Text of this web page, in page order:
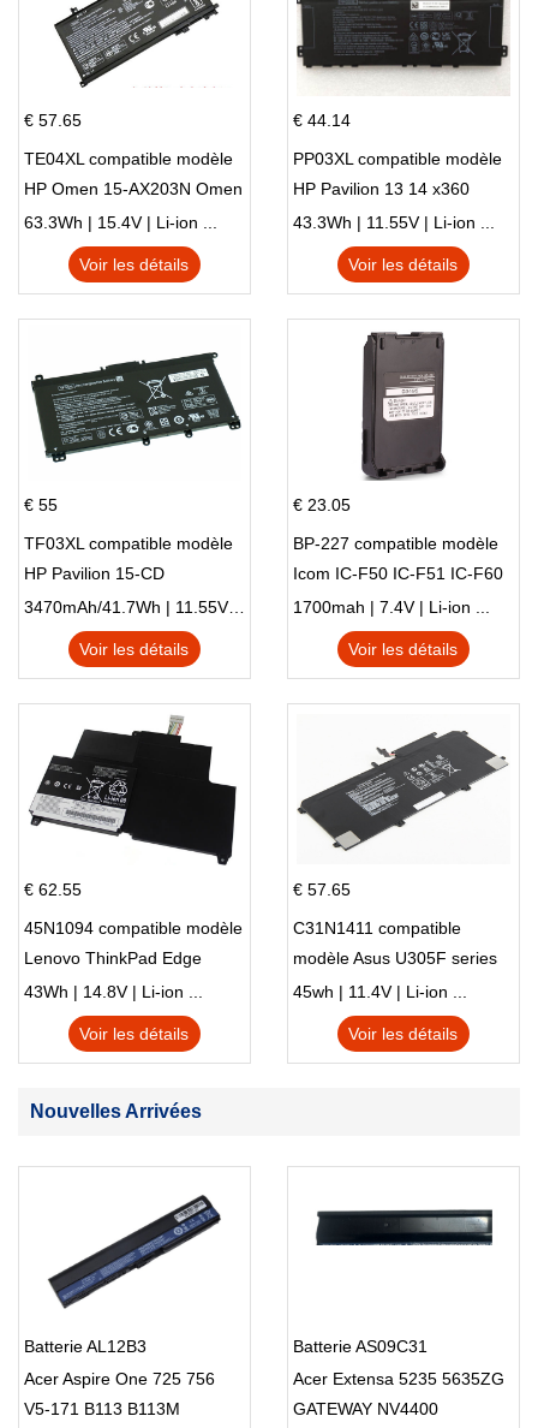
€ 57.65
TE04XL compatible modèle
HP Omen 15-AX203N Omen
15 Series Pavilion 15 Series
63.3Wh | 15.4V | Li-ion ...
Voir les détails
€ 44.14
PP03XL compatible modèle
HP Pavilion 13 14 x360
L83388-AC1 L83388-421
HSTNN-LB8S M01118-421
M01144-005 13-BB 14-DV
43.3Wh | 11.55V | Li-ion ...
Voir les détails
€ 55
TF03XL compatible modèle
HP Pavilion 15-CD
3470mAh/41.7Wh | 11.55V | Li-ion ...
Voir les détails
€ 23.05
BP-227 compatible modèle
Icom IC-F50 IC-F51 IC-F60
IC-F61 IC-M87
1700mah | 7.4V | Li-ion ...
Voir les détails
€ 62.55
45N1094 compatible modèle
Lenovo ThinkPad Edge
S230u Twist
43Wh | 14.8V | Li-ion ...
Voir les détails
€ 57.65
C31N1411 compatible
modèle Asus U305F series
45wh | 11.4V | Li-ion ...
Voir les détails
Nouvelles Arrivées
Batterie AL12B3
Acer Aspire One 725 756
V5-171 B113 B113M
Batterie AS09C31
Acer Extensa 5235 5635ZG
GATEWAY NV4400